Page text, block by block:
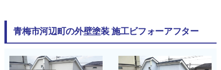
青梅市河辺町の外壁塗装 施工ビフォーアフター